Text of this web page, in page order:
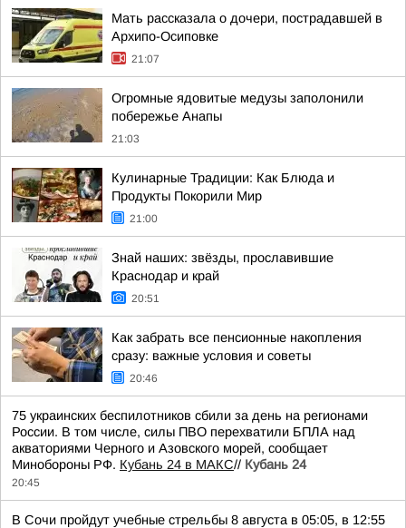
Мать рассказала о дочери, пострадавшей в
Архипо-Осиповке
21:07
Огромные ядовитые медузы заполонили
побережье Анапы
21:03
Кулинарные Традиции: Как Блюда и
Продукты Покорили Мир
21:00
Знай наших: звёзды, прославившие
Краснодар и край
20:51
Как забрать все пенсионные накопления
сразу: важные условия и советы
20:46
75 украинских беспилотников сбили за день на регионами
России. В том числе, силы ПВО перехватили БПЛА над
акваториями Черного и Азовского морей, сообщает
Минобороны РФ. Кубань 24 в МАКС// Кубань 24
20:45
В Сочи пройдут учебные стрельбы 8 августа в 05:05, в 12:55